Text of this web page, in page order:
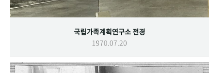
국립가족계획연구소 전경
1970.07.20